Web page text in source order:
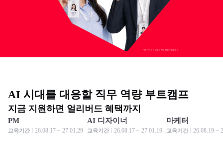
AI 시대를 대응할 직무 역량 부트캠프
지금 지원하면 얼리버드 혜택까지
모집 중
모집 중
PM
교육기간 26.08.17 ~ 27.01.29
모집 중
모집 중
AI 디자이너
교육기간 26.08.17 ~ 27.01.19
모집 중
모집 중
마케터
교육기간 26.08.19 ~